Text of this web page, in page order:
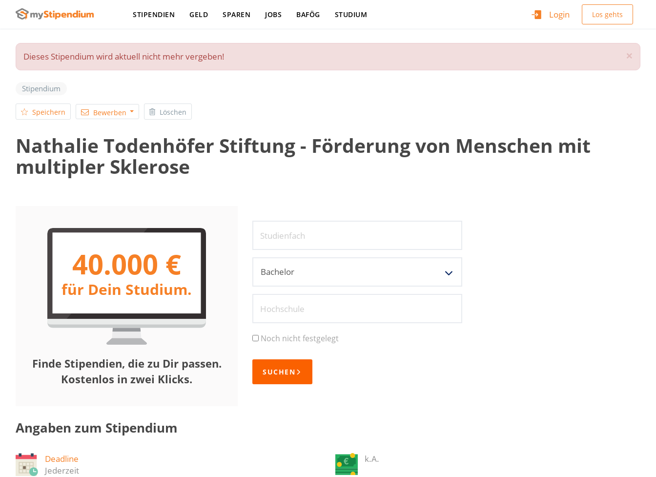
Login Los gehts
STIPENDIEN GELD SPAREN JOBS BAFÖG STUDIUM
×
Dieses Stipendium wird aktuell nicht mehr vergeben!
Stipendium
Speichern Bewerben Löschen
Nathalie Todenhöfer Stiftung - Förderung von Menschen mit
multipler Sklerose
40.000 €
für Dein Studium.
Finde Stipendien, die zu Dir passen.
Kostenlos in zwei Klicks.
Studienfach
Hochschule
Noch nicht festgelegt
SUCHEN
Angaben zum Stipendium
Deadline
Jederzeit
k.A.